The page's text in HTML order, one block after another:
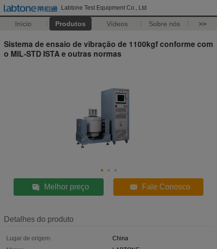
Labtone Test Equipment Co., Ltd
Início Produtos Vídeos Sobre nós >>
Sistema de ensaio de vibração de 1100kgf conforme com
o MIL-STD ISTA e outras normas
Melhor preço Fale Conosco
Detalhes do produto
Lugar de origem:
China